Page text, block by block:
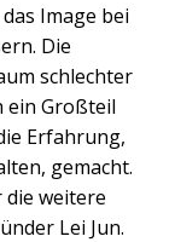
Image bei
Die
schlechter
ein Großteil
Erfahrung,
gemacht.
weitere
Lei Jun.